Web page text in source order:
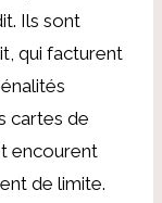
Ils sont
qui facturent
cartes de
encourent
de limite.